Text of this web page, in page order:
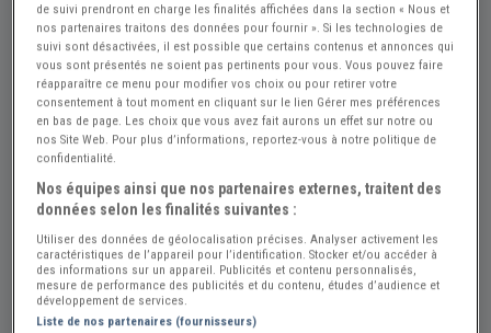
Réf : A768117 Actualisée le : 14/07/2026
ALFA ROMEO Giulia Spider - 1965
Créer une alerte ALFA ROMEO Giulia
109 000 €
GARAGE ALBERT MICHEL PRO
Belgique
de suivi prendront en charge les finalités affichées dans la section « Nous et
nos partenaires traitons des données pour fournir ». Si les technologies de
suivi sont désactivées, il est possible que certains contenus et annonces qui
vous sont présentés ne soient pas pertinents pour vous. Vous pouvez faire
réapparaître ce menu pour modifier vos choix ou pour retirer votre
consentement à tout moment en cliquant sur le lien Gérer mes préférences
en bas de page. Les choix que vous avez fait aurons un effet sur notre ou
nos Site Web. Pour plus d’informations, reportez-vous à notre politique de
confidentialité.
Nos équipes ainsi que nos partenaires externes, traitent des
données selon les finalités suivantes :
Utiliser des données de géolocalisation précises. Analyser activement les
caractéristiques de l’appareil pour l’identification. Stocker et/ou accéder à
des informations sur un appareil. Publicités et contenu personnalisés,
mesure de performance des publicités et du contenu, études d’audience et
développement de services.
Liste de nos partenaires (fournisseurs)